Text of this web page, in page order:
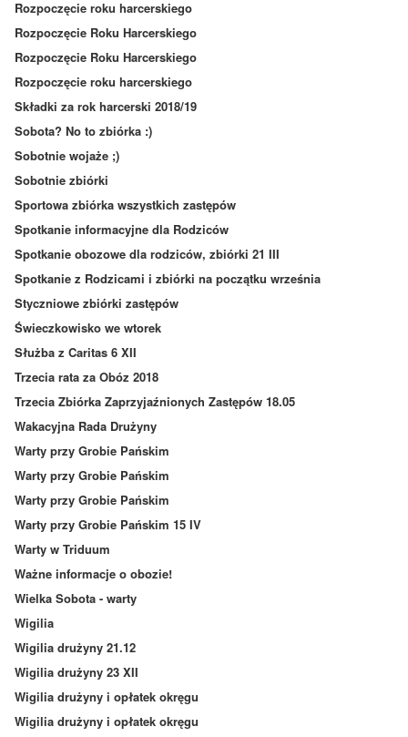
Rozpoczęcie roku harcerskiego
Rozpoczęcie Roku Harcerskiego
Rozpoczęcie Roku Harcerskiego
Rozpoczęcie roku harcerskiego
Składki za rok harcerski 2018/19
Sobota? No to zbiórka :)
Sobotnie wojaże ;)
Sobotnie zbiórki
Sportowa zbiórka wszystkich zastępów
Spotkanie informacyjne dla Rodziców
Spotkanie obozowe dla rodziców, zbiórki 21 III
Spotkanie z Rodzicami i zbiórki na początku września
Styczniowe zbiórki zastępów
Świeczkowisko we wtorek
Służba z Caritas 6 XII
Trzecia rata za Obóz 2018
Trzecia Zbiórka Zaprzyjaźnionych Zastępów 18.05
Wakacyjna Rada Drużyny
Warty przy Grobie Pańskim
Warty przy Grobie Pańskim
Warty przy Grobie Pańskim
Warty przy Grobie Pańskim 15 IV
Warty w Triduum
Ważne informacje o obozie!
Wielka Sobota - warty
Wigilia
Wigilia drużyny 21.12
Wigilia drużyny 23 XII
Wigilia drużyny i opłatek okręgu
Wigilia drużyny i opłatek okręgu